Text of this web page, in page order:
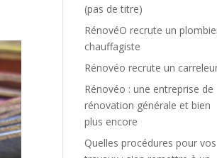
(pas de titre)
RénovéO recrute un
chauffagiste
Rénovéo recrute un
Rénovéo : une entreprise de
rénovation générale et bien
plus encore
Quelles procédures pour vos